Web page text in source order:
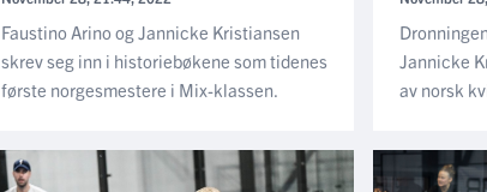
Faustino Arino og Jannicke Kristiansen
skrev seg inn i historiebøkene som tidenes
første norgesmestere i Mix-klassen.
Jannicke
av norsk